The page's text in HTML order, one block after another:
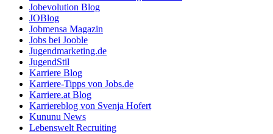
Jobevolution Blog
JOBlog
Jobmensa Magazin
Jobs bei Jooble
Jugendmarketing.de
JugendStil
Karriere Blog
Karriere-Tipps von Jobs.de
Karriere.at Blog
Karriereblog von Svenja Hofert
Kununu News
Lebenswelt Recruiting